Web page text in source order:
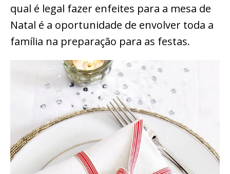
qual é legal fazer enfeites para a mesa de
Natal é a oportunidade de envolver toda a
família na preparação para as festas.